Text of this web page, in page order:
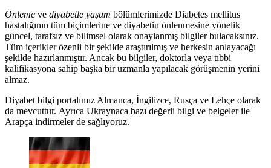
Önleme ve diyabetle yaşam bölümlerimizde Diabetes mellitus
hastalığının tüm biçimlerine ve diyabetin önlenmesine yönelik
güncel, tarafsız ve bilimsel olarak onaylanmış bilgiler bulacaksınız.
Tüm içerikler özenli bir şekilde araştırılmış ve herkesin anlayacağı
şekilde hazırlanmıştır. Ancak bu bilgiler, doktorla veya tıbbi
kalifikasyona sahip başka bir uzmanla yapılacak görüşmenin yerini
almaz.
Diyabet bilgi portalımız Almanca, İngilizce, Rusça ve Lehçe olarak
da mevcuttur. Ayrıca Ukraynaca bazı değerli bilgi ve belgeler ile
Arapça indirmeler de sağlıyoruz.